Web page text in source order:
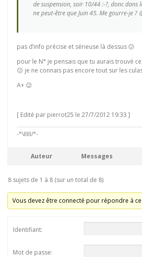
de suspension, soir 10/44 :-?, donc dans
ne peut-être que Juin 45. Me gourre-je ?
pas d’info précise et sérieuse là dessus 😕
pour le N° je pensais que tu aurais trouvé
😕 je ne connais pas encore tout sur les
A+ 😉
[ Edité par pierrot25 le 27/7/2012 19:33 ]
-°\IIIII/°-
Auteur Messages
8 sujets de 1 à 8 (sur un total de 8)
Vous devez être connecté pour répondre à
Identifiant:
Mot de passe: